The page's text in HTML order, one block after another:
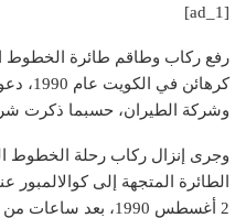
[ad_1]
رفع ركاب وطاقم طائرة الخطوط
كرهائن
وشركة الطيران، حسبما ذكرت
الطائرة المتجهة إلى
2 أغسطس 1990، بعد